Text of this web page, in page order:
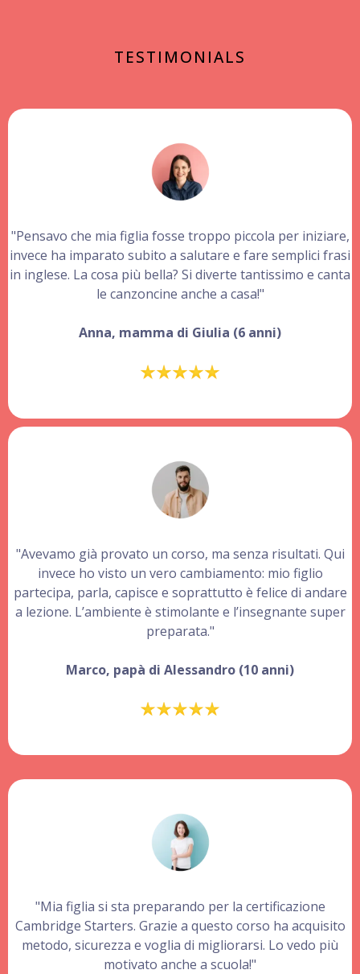
TESTIMONIALS
"Pensavo che mia figlia fosse troppo piccola per iniziare,
invece ha imparato subito a salutare e fare semplici frasi
in inglese. La cosa più bella? Si diverte tantissimo e canta
le canzoncine anche a casa!"
Anna, mamma di Giulia (6 anni)
"Avevamo già provato un corso, ma senza risultati. Qui
invece ho visto un vero cambiamento: mio figlio
partecipa, parla, capisce e soprattutto è felice di andare
a lezione. L’ambiente è stimolante e l’insegnante super
preparata."
Marco, papà di Alessandro (10 anni)
"Mia figlia si sta preparando per la certificazione
Cambridge Starters. Grazie a questo corso ha acquisito
metodo, sicurezza e voglia di migliorarsi. Lo vedo più
motivato anche a scuola!"